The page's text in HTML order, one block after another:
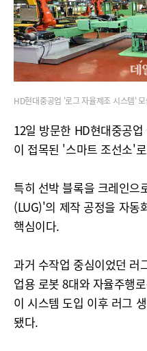
HD현대중공업 '로그 자율제조 시스템'
12일 방문한 HD현대중공
이 접목된 '스마트 조선소'
특히 선박 블록을 크레인으
(LUG)'의 제작 공정을 자동
핵심이다.
과거 수작업 중심이었던 러
업용 로봇 8대와 자율주행
이 시스템 도입 이후 러그
됐다.